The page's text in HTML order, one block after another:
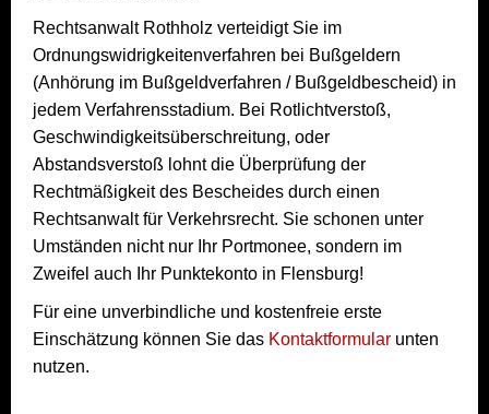
Rechtsanwalt Rothholz verteidigt Sie im
Ordnungswidrigkeitenverfahren bei Bußgeldern
(Anhörung im Bußgeldverfahren / Bußgeldbescheid) in
jedem Verfahrensstadium. Bei Rotlichtverstoß,
Geschwindigkeitsüberschreitung, oder
Abstandsverstoß lohnt die Überprüfung der
Rechtmäßigkeit des Bescheides durch einen
Rechtsanwalt für Verkehrsrecht. Sie schonen unter
Umständen nicht nur Ihr Portmonee, sondern im
Zweifel auch Ihr Punktekonto in Flensburg!
Für eine unverbindliche und kostenfreie erste
Einschätzung können Sie das Kontaktformular unten
nutzen.